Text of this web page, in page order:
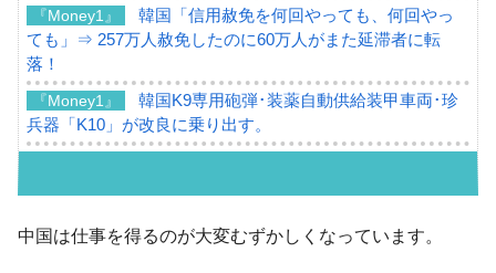
『Money1』
韓国「信用赦免を何回やっても、何回やっ
ても」⇒ 257万人赦免したのに60万人がまた延滞者に転
落！
『Money1』
韓国K9専用砲弾･装薬自動供給装甲車両･珍
兵器「K10」が改良に乗り出す。
『Money1』
韓国･李在明「青年層の雇用状況が悪い。せ
や、若者に起業させよう」⇒ どんな雇用対策だソレ。
中国は仕事を得るのが大変むずかしくなっています。